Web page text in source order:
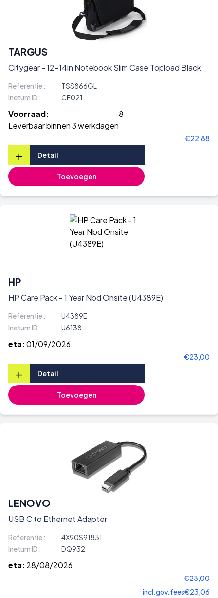
TARGUS
Citygear - 12-14in Notebook Slim Case Topload Black
Referentie :
TSS866GL
Inetum ID :
CF021
Voorraad:
8
Leverbaar binnen 3 werkdagen
€22,88
+ Detail
Toevoegen
HP
HP Care Pack - 1 Year Nbd Onsite (U4389E)
Referentie :
U4389E
Inetum ID :
U6138
eta:01/09/2026
€23,00
+ Detail
Toevoegen
LENOVO
USB C to Ethernet Adapter
Referentie :
4X90S91831
Inetum ID :
DQ932
eta: 28/08/2026
€23,00
incl.gov.fees€23,06